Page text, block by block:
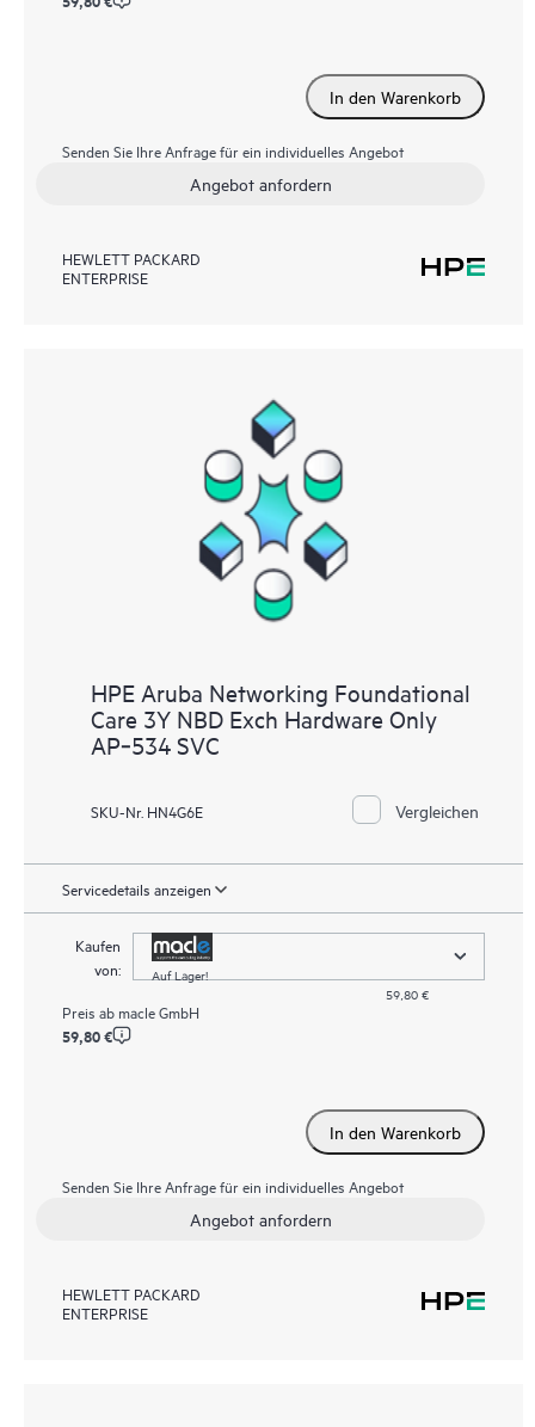
In den Warenkorb
Senden Sie Ihre Anfrage für ein individuelles Angebot
Angebot anfordern
HEWLETT PACKARD
ENTERPRISE
HPE Aruba Networking Foundational
Care 3Y NBD Exch Hardware Only
AP‑534 SVC
SKU-Nr. HN4G6E Vergleichen
Servicedetails anzeigen
Kaufen
von:
Auf Lager!
59,80 €
Preis ab macle GmbH
59,80 €
In den Warenkorb
Senden Sie Ihre Anfrage für ein individuelles Angebot
Angebot anfordern
HEWLETT PACKARD
ENTERPRISE